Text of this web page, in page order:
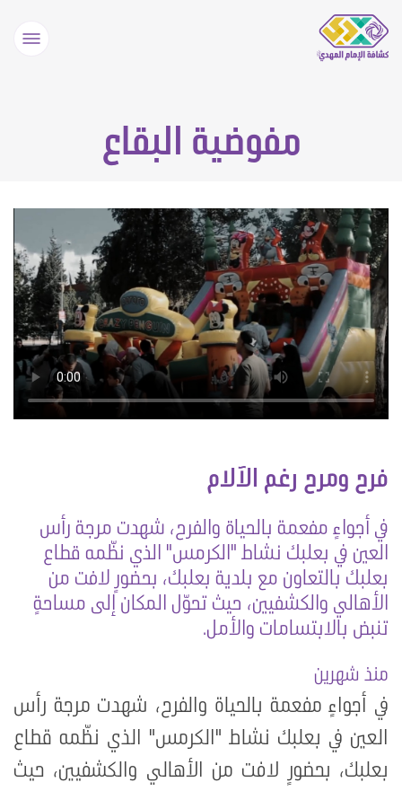
مفوضية البقاع
فرح ومرح رغم الآلام
في أجواءٍ مفعمة بالحياة والفرح، شهدت مرجة رأس
العين في بعلبك نشاط "الكرمس" الذي نظّمه قطاع
بعلبك بالتعاون مع بلدية بعلبك، بحضورٍ لافت من
الأهالي والكشفيين، حيث تحوّل المكان إلى مساحةٍ
تنبض بالابتسامات والأمل.
منذ شهرين
في أجواءٍ مفعمة بالحياة والفرح، شهدت مرجة رأس
العين في بعلبك نشاط "الكرمس" الذي نظّمه قطاع
بعلبك، بحضورٍ لافت من الأهالي والكشفيين، حيث